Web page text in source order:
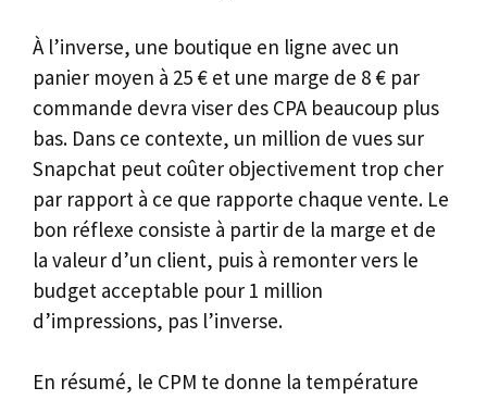
À l’inverse, une boutique en ligne avec un
panier moyen à 25 € et une marge de 8 € par
commande devra viser des CPA beaucoup plus
bas. Dans ce contexte, un million de vues sur
Snapchat peut coûter objectivement trop cher
par rapport à ce que rapporte chaque vente. Le
bon réflexe consiste à partir de la marge et de
la valeur d’un client, puis à remonter vers le
budget acceptable pour 1 million
d’impressions, pas l’inverse.
En résumé, le CPM te donne la température